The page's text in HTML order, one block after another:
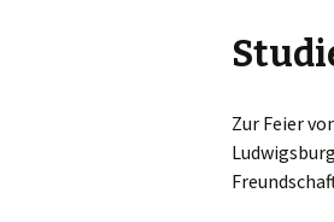
2019
2018
2017
Zur Feier